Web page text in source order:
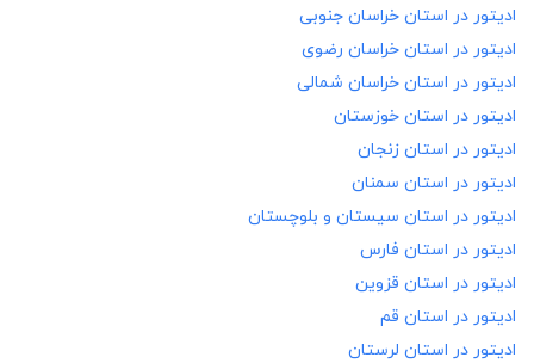
ادیتور در استان خراسان جنوبی
ادیتور در استان خراسان رضوی
ادیتور در استان خراسان شمالی
ادیتور در استان خوزستان
ادیتور در استان زنجان
ادیتور در استان سمنان
ادیتور در استان سیستان و بلوچستان
ادیتور در استان فارس
ادیتور در استان قزوین
ادیتور در استان قم
ادیتور در استان لرستان